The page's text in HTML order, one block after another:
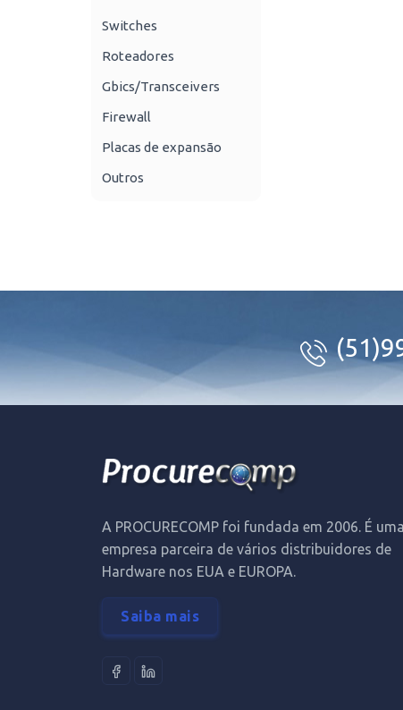
Switches
Roteadores
Gbics/Transceivers
Firewall
Placas de expansão
Outros
A PROCURECOMP foi fundada em 2006. É uma
empresa parceira de vários distribuidores de
Hardware nos EUA e EUROPA.
Saiba mais